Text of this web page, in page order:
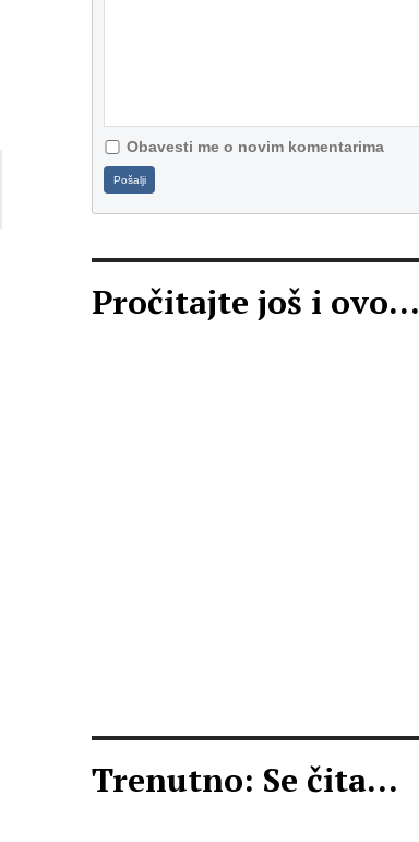
Obavesti me o novim komentarima
Pošalji
Pročitajte još i ovo...
Trenutno: Se čita...